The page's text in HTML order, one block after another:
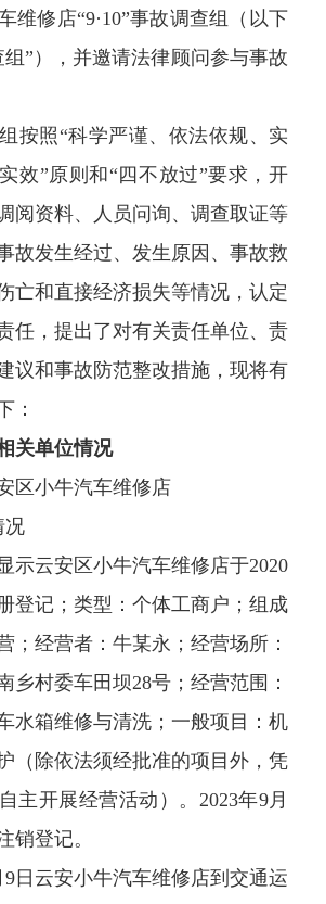
维修店“9·10”事故调查组（以下
”），并邀请法律顾问参与事故
照“科学严谨、依法依规、实
效”原则和“四不放过”要求，开
阅资料、人员问询、调查取证等
故发生经过、发生原因、事故救
亡和直接经济损失等情况，认定
任，提出了对有关责任单位、责
议和事故防范整改措施，现将有
：
关单位情况
小牛汽车维修店
云安区小牛汽车维修店于2020
登记；类型：个体工商户；组成
；经营者：牛某永；经营场所：
乡村委车田坝28号；经营范围：
水箱维修与清洗；一般项目：机
（除依法须经批准的项目外，凭
主开展经营活动）。2023年9月
销登记。
云安小牛汽车维修店到交通运